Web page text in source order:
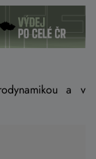
a v